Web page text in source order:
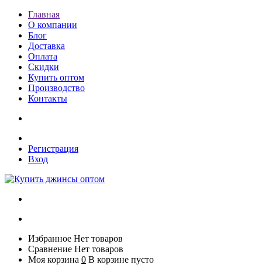
Главная
О компании
Блог
Доставка
Оплата
Скидки
Купить оптом
Производство
Контакты
Регистрация
Вход
Избранное Нет товаров
Сравнение Нет товаров
Моя корзина 0 В корзине пусто